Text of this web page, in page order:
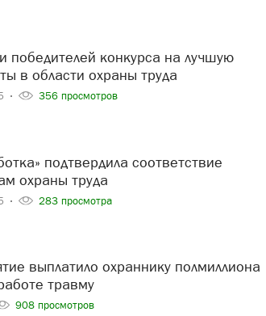
в области охраны труда
356 просмотров
охраны труда
283 просмотра
травму
908 просмотров